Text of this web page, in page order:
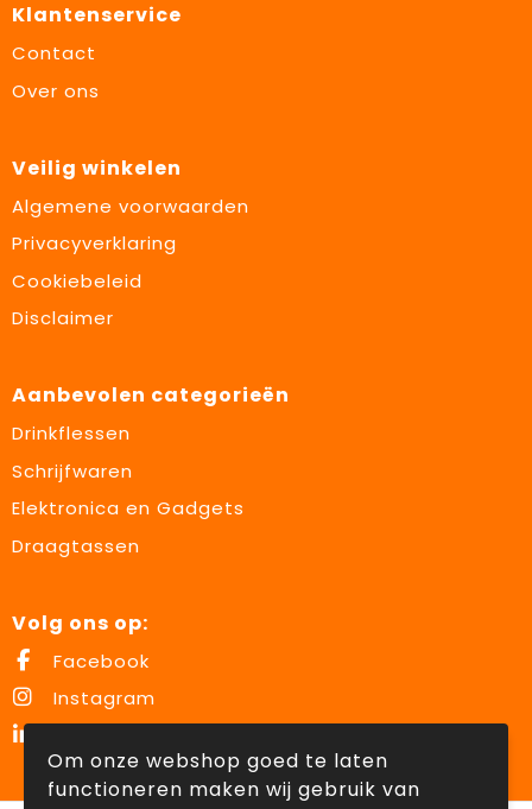
Klantenservice
Contact
Over ons
Veilig winkelen
Algemene voorwaarden
Privacyverklaring
Cookiebeleid
Disclaimer
Aanbevolen categorieën
Drinkflessen
Schrijfwaren
Elektronica en Gadgets
Draagtassen
Volg ons op:
Facebook
Instagram
Om onze webshop goed te laten
functioneren maken wij gebruik van